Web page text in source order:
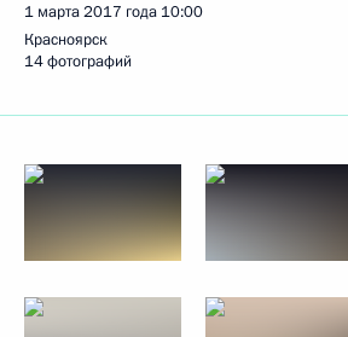
1 марта 2017 года 10:00
Красноярск
14 фотографий